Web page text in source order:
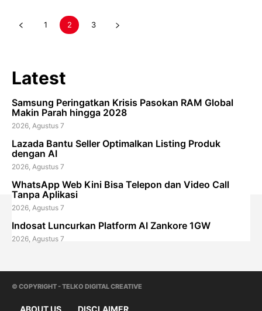
1 2 3
Latest
Samsung Peringatkan Krisis Pasokan RAM Global
Makin Parah hingga 2028
2026, Agustus 7
Lazada Bantu Seller Optimalkan Listing Produk
dengan AI
2026, Agustus 7
WhatsApp Web Kini Bisa Telepon dan Video Call
Tanpa Aplikasi
2026, Agustus 7
Indosat Luncurkan Platform AI Zankore 1GW
2026, Agustus 7
© COPYRIGHT - TELKO DIGITAL CREATIVE